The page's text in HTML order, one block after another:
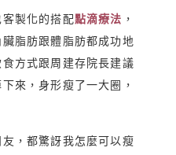
製化的搭配點滴療法 ，
脂肪跟體脂肪都成功地
方式跟周建存院長建議
來，身形瘦了一大圈，
，都驚訝我怎麼可以瘦